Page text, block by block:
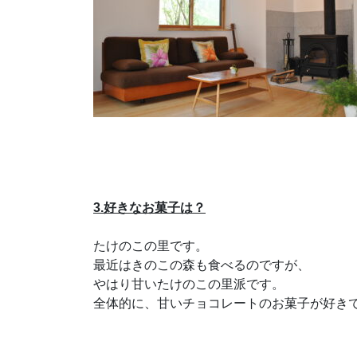
3.好きなお菓子は？
たけのこの里です。
最近はきのこの森も食べるのですが、
やはり甘いたけのこの里派です。
全体的に、甘いチョコレートのお菓子が好き